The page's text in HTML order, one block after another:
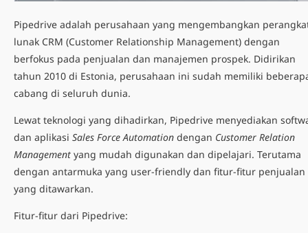
Pipedrive adalah perusahaan yang mengembangkan
lunak CRM (Customer Relationship Management) dengan
berfokus pada penjualan dan manajemen prospek. Didirikan
tahun 2010 di Estonia, perusahaan ini sudah memiliki
cabang di seluruh dunia.
Lewat teknologi yang dihadirkan, Pipedrive menyediakan
dan aplikasi Sales Force Automation dengan Customer Relation
Management yang mudah digunakan dan dipelajari. Terutama
dengan antarmuka yang user-friendly dan fitur-fitur penjualan
yang ditawarkan.
Fitur-fitur dari Pipedrive: